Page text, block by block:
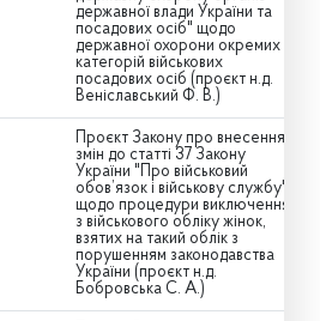
державної влади України та
посадових осіб" щодо
державної охорони окремих
категорій військових
посадових осіб (проєкт н.д.
Веніславський Ф. В.)
Проєкт Закону про внесення
змін до статті 37 Закону
України "Про військовий
обов’язок і військову службу"
щодо процедури виключення
з військового обліку жінок,
взятих на такий облік з
порушенням законодавства
України (проєкт н.д.
Бобровська С. А.)